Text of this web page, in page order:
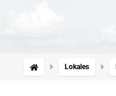
Lokales